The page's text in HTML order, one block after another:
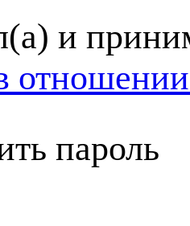
и
пароль